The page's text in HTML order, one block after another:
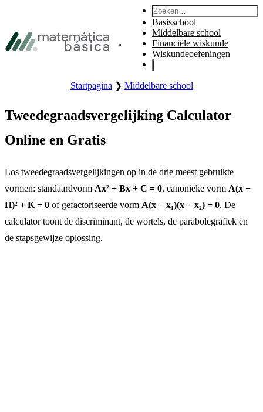
Ga naar voettekst
Hoofdmenu openen.
Zoeken:
Basisschool
Middelbare school
Financiële wiskunde
Wiskundeoefeningen
Startpagina ❯ Middelbare school
Tweedegraadsvergelijking Calculator
Online en Gratis
Los tweedegraadsvergelijkingen op in de drie meest gebruikte
vormen: standaardvorm Ax² + Bx + C = 0, canonieke vorm A(x −
H)² + K = 0 of gefactoriseerde vorm A(x − x₁)(x − x₂) = 0. De
calculator toont de discriminant, de wortels, de parabolegrafiek en
de stapsgewijze oplossing.